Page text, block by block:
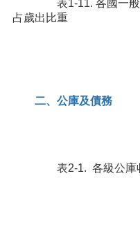
表1-11. 各國一般政
占歲出比重
二、公庫及債務
表2-1. 各級公庫收